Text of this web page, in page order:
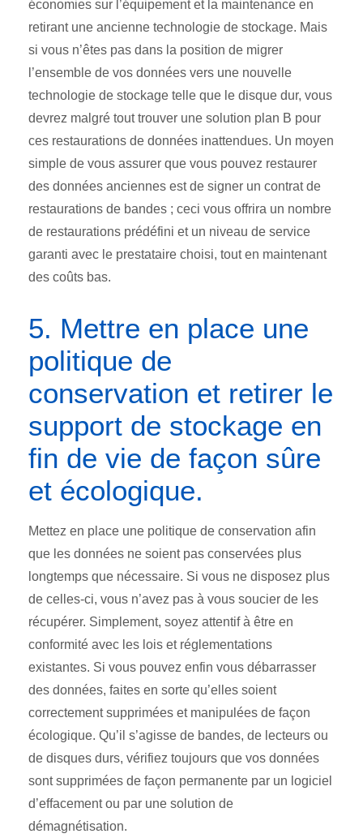
économies sur l’équipement et la maintenance en
retirant une ancienne technologie de stockage. Mais
si vous n’êtes pas dans la position de migrer
l’ensemble de vos données vers une nouvelle
technologie de stockage telle que le disque dur, vous
devrez malgré tout trouver une solution plan B pour
ces restaurations de données inattendues. Un moyen
simple de vous assurer que vous pouvez restaurer
des données anciennes est de signer un contrat de
restaurations de bandes ; ceci vous offrira un nombre
de restaurations prédéfini et un niveau de service
garanti avec le prestataire choisi, tout en maintenant
des coûts bas.
5. Mettre en place une
politique de
conservation et retirer le
support de stockage en
fin de vie de façon sûre
et écologique.
Mettez en place une politique de conservation afin
que les données ne soient pas conservées plus
longtemps que nécessaire. Si vous ne disposez plus
de celles-ci, vous n’avez pas à vous soucier de les
récupérer. Simplement, soyez attentif à être en
conformité avec les lois et réglementations
existantes. Si vous pouvez enfin vous débarrasser
des données, faites en sorte qu’elles soient
correctement supprimées et manipulées de façon
écologique. Qu’il s’agisse de bandes, de lecteurs ou
de disques durs, vérifiez toujours que vos données
sont supprimées de façon permanente par un logiciel
d’effacement ou par une solution de
démagnétisation.